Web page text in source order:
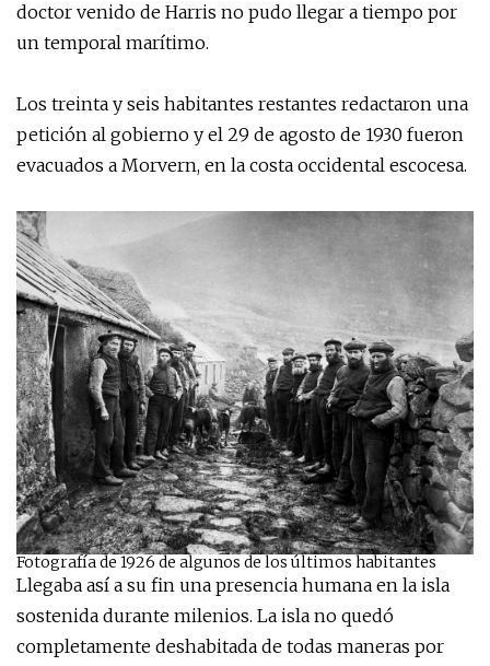
doctor venido de Harris no pudo llegar a tiempo por
un temporal marítimo.
Los treinta y seis habitantes restantes redactaron una
petición al gobierno y el 29 de agosto de 1930 fueron
evacuados a Morvern, en la costa occidental escocesa.
Fotografía de 1926 de algunos de los últimos habitantes
Llegaba así a su fin una presencia humana en la isla
sostenida durante milenios. La isla no quedó
completamente deshabitada de todas maneras por